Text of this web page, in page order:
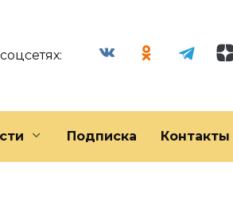
Подписка Контакты